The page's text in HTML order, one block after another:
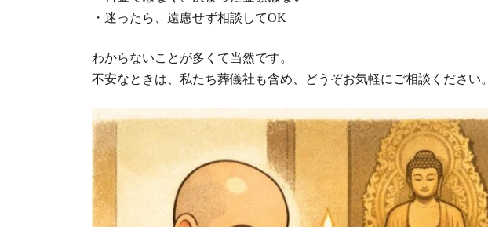
・迷ったら、遠慮せず相談してOK
わからないことが多くて当然です。
不安なときは、私たち葬儀社も含め、どうぞお気軽にご相談ください。